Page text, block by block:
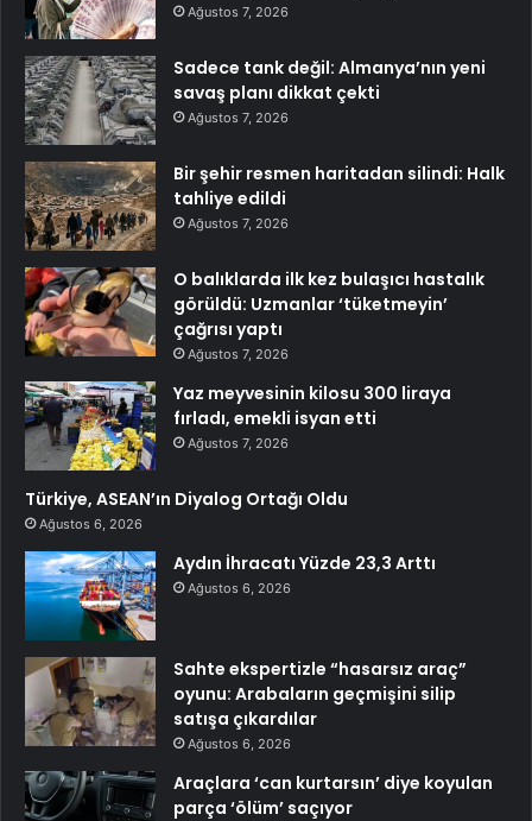
Ağustos 7, 2026
Sadece tank değil: Almanya’nın yeni
savaş planı dikkat çekti
Ağustos 7, 2026
Bir şehir resmen haritadan silindi: Halk
tahliye edildi
Ağustos 7, 2026
O balıklarda ilk kez bulaşıcı hastalık
görüldü: Uzmanlar ‘tüketmeyin’
çağrısı yaptı
Ağustos 7, 2026
Yaz meyvesinin kilosu 300 liraya
fırladı, emekli isyan etti
Ağustos 7, 2026
Türkiye, ASEAN’ın Diyalog Ortağı Oldu
Ağustos 6, 2026
Aydın İhracatı Yüzde 23,3 Arttı
Ağustos 6, 2026
Sahte ekspertizle “hasarsız araç”
oyunu: Arabaların geçmişini silip
satışa çıkardılar
Ağustos 6, 2026
Araçlara ‘can kurtarsın’ diye koyulan
parça ‘ölüm’ saçıyor